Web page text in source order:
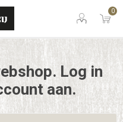
0
Log in
aan.